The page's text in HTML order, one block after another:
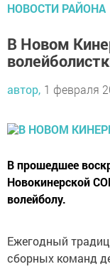
Новокинерской
волейболу.
сборных команд
памяти